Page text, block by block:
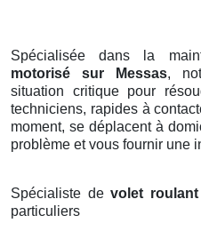
Spécialisée dans la
motorisé sur Messas,
situation critique pour
techniciens, rapides à
moment, se déplacent à
problème et vous fournir une
Spécialiste devolet
particuliers